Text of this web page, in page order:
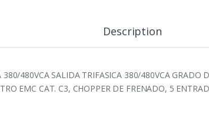
Description
480VCA SALIDA TRIFASICA 380/480VCA GRADO
EMC CAT. C3, CHOPPER DE FRENADO, 5